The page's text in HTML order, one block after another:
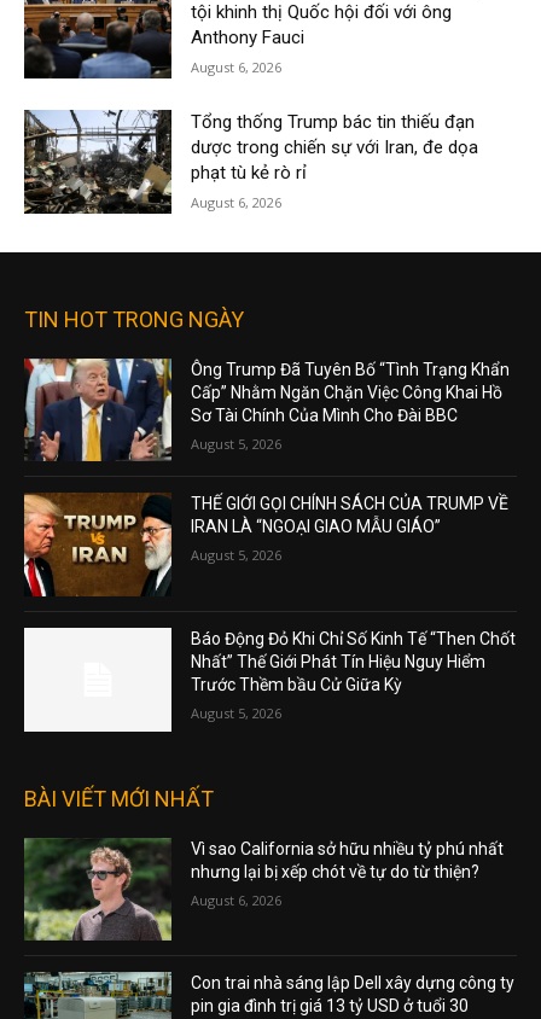
tội khinh thị Quốc hội đối với ông
Anthony Fauci
August 6, 2026
Tổng thống Trump bác tin thiếu đạn
dược trong chiến sự với Iran, đe dọa
phạt tù kẻ rò rỉ
August 6, 2026
TIN HOT TRONG NGÀY
Ông Trump Đã Tuyên Bố “Tình Trạng Khẩn
Cấp” Nhằm Ngăn Chặn Việc Công Khai Hồ
Sơ Tài Chính Của Mình Cho Đài BBC
August 5, 2026
THẾ GIỚI GỌI CHÍNH SÁCH CỦA TRUMP VỀ
IRAN LÀ “NGOẠI GIAO MẪU GIÁO”
August 5, 2026
Báo Động Đỏ Khi Chỉ Số Kinh Tế “Then Chốt
Nhất” Thế Giới Phát Tín Hiệu Nguy Hiểm
Trước Thềm bầu Cử Giữa Kỳ
August 5, 2026
BÀI VIẾT MỚI NHẤT
Vì sao California sở hữu nhiều tỷ phú nhất
nhưng lại bị xếp chót về tự do từ thiện?
August 6, 2026
Con trai nhà sáng lập Dell xây dựng công ty
pin gia đình trị giá 13 tỷ USD ở tuổi 30